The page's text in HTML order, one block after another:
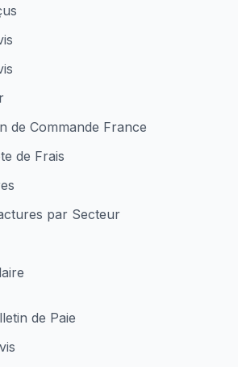
de Commande France
de Frais
par Secteur
de Paie